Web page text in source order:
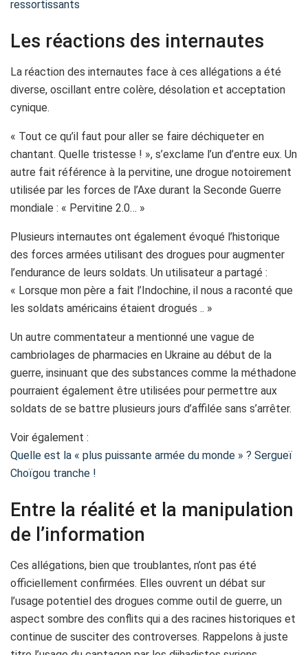
ressortissants
Les réactions des internautes
La réaction des internautes face à ces allégations a été
diverse, oscillant entre colère, désolation et acceptation
cynique.
« Tout ce qu’il faut pour aller se faire déchiqueter en
chantant. Quelle tristesse ! », s’exclame l’un d’entre eux. Un
autre fait référence à la pervitine, une drogue notoirement
utilisée par les forces de l’Axe durant la Seconde Guerre
mondiale : « Pervitine 2.0… »
Plusieurs internautes ont également évoqué l’historique
des forces armées utilisant des drogues pour augmenter
l’endurance de leurs soldats. Un utilisateur a partagé :
« Lorsque mon père a fait l’Indochine, il nous a raconté que
les soldats américains étaient drogués .. »
Un autre commentateur a mentionné une vague de
cambriolages de pharmacies en Ukraine au début de la
guerre, insinuant que des substances comme la méthadone
pourraient également être utilisées pour permettre aux
soldats de se battre plusieurs jours d’affilée sans s’arrêter.
Voir également :
Quelle est la « plus puissante armée du monde » ? Sergueï
Choïgou tranche !
Entre la réalité et la manipulation
de l’information
Ces allégations, bien que troublantes, n’ont pas été
officiellement confirmées. Elles ouvrent un débat sur
l’usage potentiel des drogues comme outil de guerre, un
aspect sombre des conflits qui a des racines historiques et
continue de susciter des controverses. Rappelons à juste